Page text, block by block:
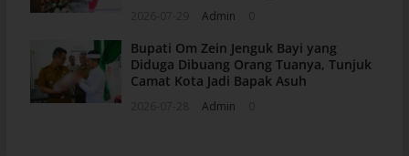
Admin
Bupati Om Zein Jenguk Bayi yang
Diduga Dibuang Orang Tuanya, Tunjuk
Camat Kota Jadi Bapak Asuh
Admin